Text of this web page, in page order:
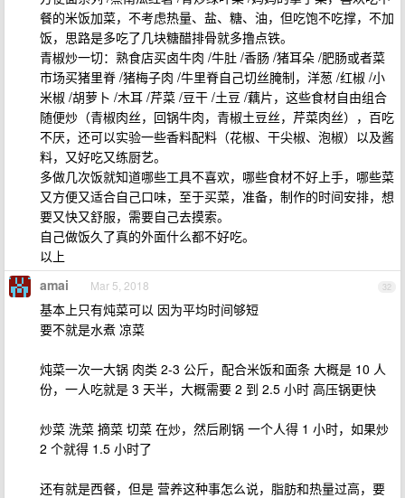
餐的米饭加菜，不考虑热量、盐、糖、油，但吃饱不吃撑，不加
饭，思路是多吃了几块糖醋排骨就多撸点铁。
青椒炒一切：熟食店买卤牛肉 /牛肚 /香肠 /猪耳朵 /肥肠或者菜
市场买猪里脊 /猪梅子肉 /牛里脊自己切丝腌制，洋葱 /红椒 /小
米椒 /胡萝卜 /木耳 /芹菜 /豆干 /土豆 /藕片，这些食材自由组合
随便炒（青椒肉丝，回锅牛肉，青椒土豆丝，芹菜肉丝），百吃
不厌，还可以实验一些香料配料（花椒、干尖椒、泡椒）以及酱
料，又好吃又练厨艺。
多做几次饭就知道哪些工具不喜欢，哪些食材不好上手，哪些菜
又方便又适合自己口味，至于买菜，准备，制作的时间安排，想
要又快又舒服，需要自己去摸索。
自己做饭久了真的外面什么都不好吃。
以上
32
amai Mar 5, 2018
基本上只有炖菜可以 因为平均时间够短
要不就是水煮 凉菜
炖菜一次一大锅 肉类 2-3 公斤，配合米饭和面条 大概是 10 人
份，一人吃就是 3 天半，大概需要 2 到 2.5 小时 高压锅更快
炒菜 洗菜 摘菜 切菜 在炒，然后刷锅 一个人得 1 小时，如果炒
2 个就得 1.5 小时了
还有就是西餐，但是 营养这种事怎么说，脂肪和热量过高，要